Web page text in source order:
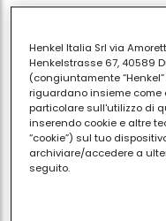
Infradito
Cuffia
Occhialini
Accappatoio
Telo mare
Bustina
Henkel Italia Srl via
Henkelstrasse 67, 40589
(congiuntamente
riguardano insieme
particolare sull'utilizzo di
inserendo cookie e altre
“cookie”) sul tuo
archiviare/accedere a
seguito.
separati o co-titolari